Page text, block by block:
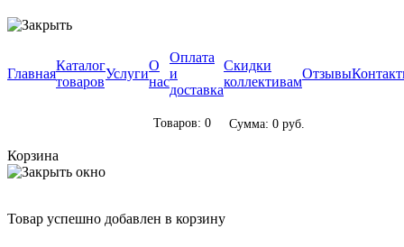
Главная
Каталог
товаров
Услуги
О
нас
Оплата
и
доставка
Скидки
коллективам
Отзывы
Товаров: 0 Сумма: 0 руб.
Корзина
Товар успешно добавлен в корзину